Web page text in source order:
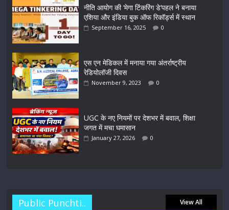
नीति आयोग की ‘मेगा टिंकरिंग डे’पहल ने बनाया
एशिया और इंडिया बुक ऑफ रिकॉर्ड्स में स्थान
September 16, 2025 0
एस एन मेडिकल में मनाया गया अंतर्राष्ट्रीय
रेडियोलॉजी दिवस
November 9, 2023 0
UGC के नए नियमों पर देशभर में बवाल, शिक्षा
जगत में मचा घमासान
January 27, 2026 0
Public Punchti.. View All